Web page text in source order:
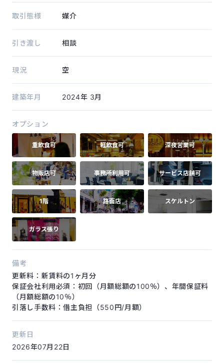
取引態様 媒介
引き渡し 相談
現況 空
建築年月 2024年 3月
オプション
重飲食可 軽飲食可 深夜営業可
物販店可 事務所利用可 サービス店舗可
1階 路面店 スケルトン
ガラス張り
備考
更新料：新賃料の1ヶ月分
保証会社利用必須：初回（月額総額の100％）、年間保証料
（月額総額の10％）
引落し手数料：借主負担（550円/月額）
更新日
2026年07月22日